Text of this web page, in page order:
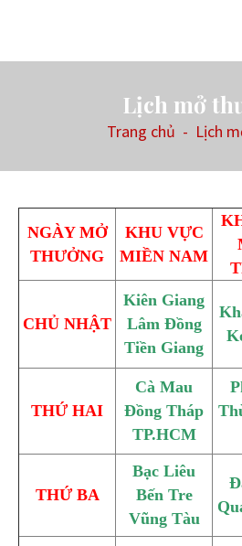
Lịch mở
Trang chủ - Lịch
NGÀY MỞ
THƯỞNG
KHU VỰC
MIỀN NAM
CHỦ NHẬT
Kiên Giang
Lâm Đồng
Tiền Giang
THỨ HAI
Cà Mau
Đồng Tháp
TP.HCM
THỨ BA
Bạc Liêu
Bến Tre
Vũng Tàu